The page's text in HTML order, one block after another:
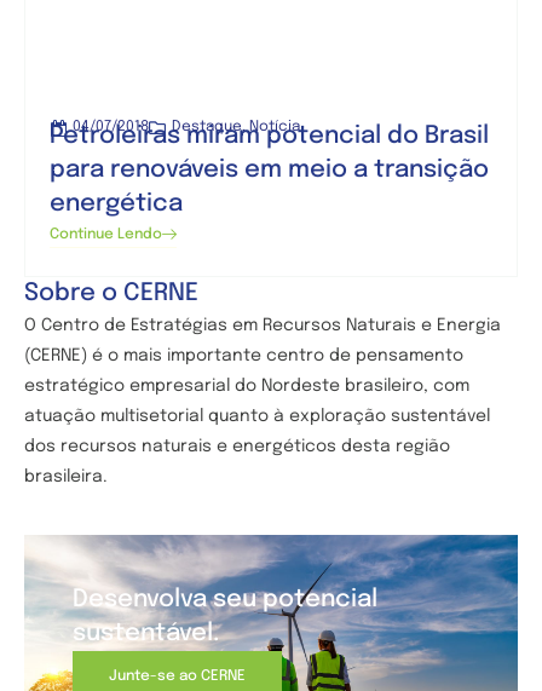
04/07/2018 Destaque,Notícia
Petroleiras miram potencial do Brasil
para renováveis em meio a transição
energética
Continue Lendo
Sobre o CERNE
O Centro de Estratégias em Recursos Naturais e Energia
(CERNE) é o mais importante centro de pensamento
estratégico empresarial do Nordeste brasileiro, com
atuação multisetorial quanto à exploração sustentável
dos recursos naturais e energéticos desta região
brasileira.
Desenvolva seu potencial
sustentável.
Junte-se ao CERNE